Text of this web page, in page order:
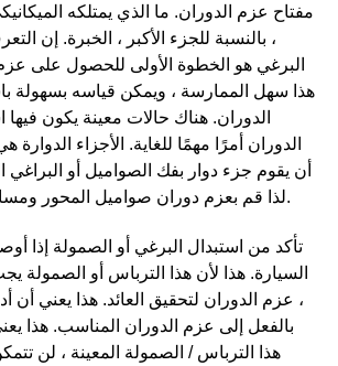
مفتاح عزم الدوران. ما الذي يمتلكه
، بالنسبة للجزء الأكبر ، الخبرة. إن
البرغي هو الخطوة الأولى للحصول على
هذا سهل الممارسة ، ويمكن قياسه بسهولة
الدوران. هناك حالات معينة يكون
الدوران أمرًا مهمًا للغاية. الأجزاء الدوارة
أن يقوم جزء دوار بفك الصواميل أو البراغي
لذا قم بعزم دوران صواميل المحور ومسامير دولاب الموازنة.
تأكد من استبدال البرغي أو الصمولة إذا
السيارة. هذا لأن هذا الترباس أو الصمولة
، عزم الدوران لتحقيق العائد. هذا يعني أن
بالفعل إلى عزم الدوران المناسب. هذا
هذا الترباس / الصمولة المعينة ، لن